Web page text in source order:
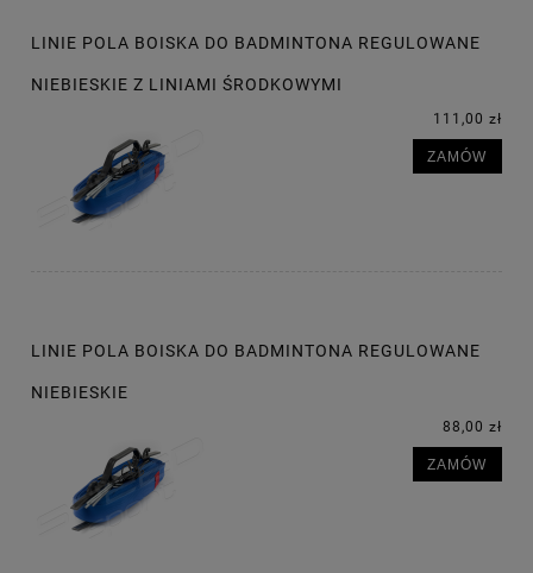
LINIE POLA BOISKA DO BADMINTONA REGULOWANE
NIEBIESKIE Z LINIAMI ŚRODKOWYMI
111,00 zł
ZAMÓW
LINIE POLA BOISKA DO BADMINTONA REGULOWANE
NIEBIESKIE
88,00 zł
ZAMÓW